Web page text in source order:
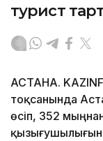
турист
АСТАНА.
тоқсанында
өсіп, 352
қызығушылығын